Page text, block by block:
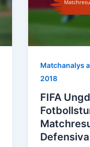
Matchanalys
2018
FIFA